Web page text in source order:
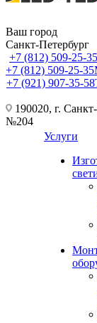
Ваш город
Санкт-Петербург
+7 (812) 509-25-35
+7 (812) 509-25-35
+7 (921) 907-35-58
190020, г.
№204
Услуги